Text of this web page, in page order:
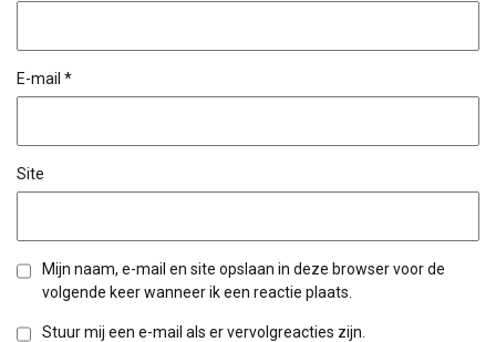
E-mail *
Site
Mijn naam, e-mail en site opslaan in deze browser voor de
volgende keer wanneer ik een reactie plaats.
Stuur mij een e-mail als er vervolgreacties zijn.